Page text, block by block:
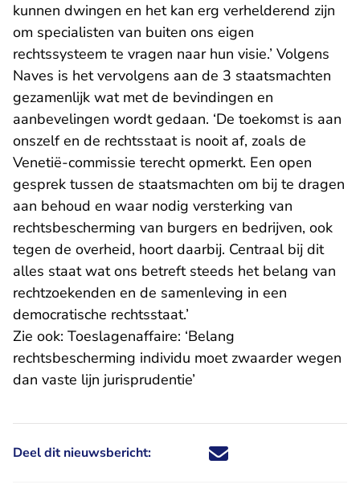
kunnen dwingen en het kan erg verhelderend zijn
om specialisten van buiten ons eigen
rechtssysteem te vragen naar hun visie.’ Volgens
Naves is het vervolgens aan de 3 staatsmachten
gezamenlijk wat met de bevindingen en
aanbevelingen wordt gedaan. ‘De toekomst is aan
onszelf en de rechtsstaat is nooit af, zoals de
Venetië-commissie terecht opmerkt. Een open
gesprek tussen de staatsmachten om bij te dragen
aan behoud en waar nodig versterking van
rechtsbescherming van burgers en bedrijven, ook
tegen de overheid, hoort daarbij. Centraal bij dit
alles staat wat ons betreft steeds het belang van
rechtzoekenden en de samenleving in een
democratische rechtsstaat.’
Zie ook: Toeslagenaffaire: ‘Belang
rechtsbescherming individu moet zwaarder wegen
dan vaste lijn jurisprudentie’
Deel dit nieuwsbericht: Deel dit nieuwsbericht via X -
Deel dit nieuwsbericht via
Deel dit nieuwsbericht
Deel dit